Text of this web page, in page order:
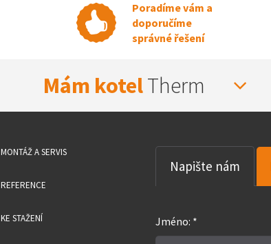
Poradíme vám a
doporučíme
správné řešení
Mám kotelTherm
MONTÁŽ A SERVIS
REFERENCE
KE STAŽENÍ
Napište nám
Jméno: *